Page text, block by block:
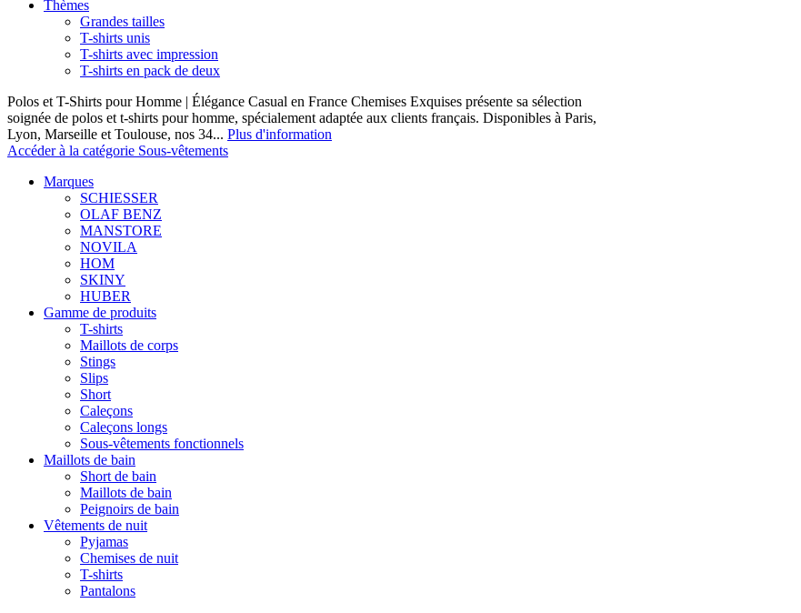
Thèmes
Grandes tailles
T-shirts unis
T-shirts avec impression
T-shirts en pack de deux
Polos et T-Shirts pour Homme | Élégance Casual en France Chemises Exquises présente sa sélection
soignée de polos et t-shirts pour homme, spécialement adaptée aux clients français. Disponibles à Paris,
Lyon, Marseille et Toulouse, nos 34... Plus d'information
Accéder à la catégorie Sous-vêtements
Marques
SCHIESSER
OLAF BENZ
MANSTORE
NOVILA
HOM
SKINY
HUBER
Gamme de produits
T-shirts
Maillots de corps
Stings
Slips
Short
Caleçons
Caleçons longs
Sous-vêtements fonctionnels
Maillots de bain
Short de bain
Maillots de bain
Peignoirs de bain
Vêtements de nuit
Pyjamas
Chemises de nuit
T-shirts
Pantalons